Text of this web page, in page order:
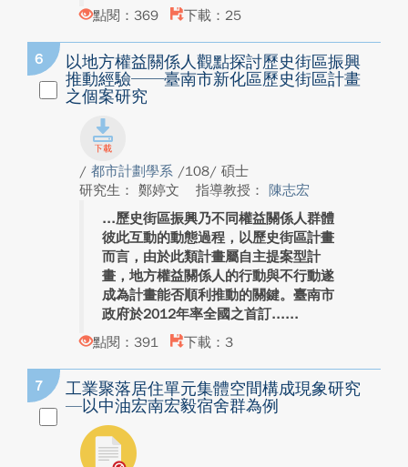
點閱：369 下載：25
6
以地方權益關係人觀點探討歷史街區振興
推動經驗──臺南市新化區歷史街區計畫
之個案研究
/ 都市計劃學系 /108/ 碩士
研究生： 鄭婷文
指導教授： 陳志宏
歷史街區振興乃不同權益關係人群體
彼此互動的動態過程，以歷史街區計畫
而言，由於此類計畫屬自主提案型計
畫，地方權益關係人的行動與不行動遂
成為計畫能否順利推動的關鍵。臺南市
政府於2012年率全國之首訂...
點閱：391
下載：3
7
工業聚落居住單元集體空間構成現象研究
—以中油宏南宏毅宿舍群為例